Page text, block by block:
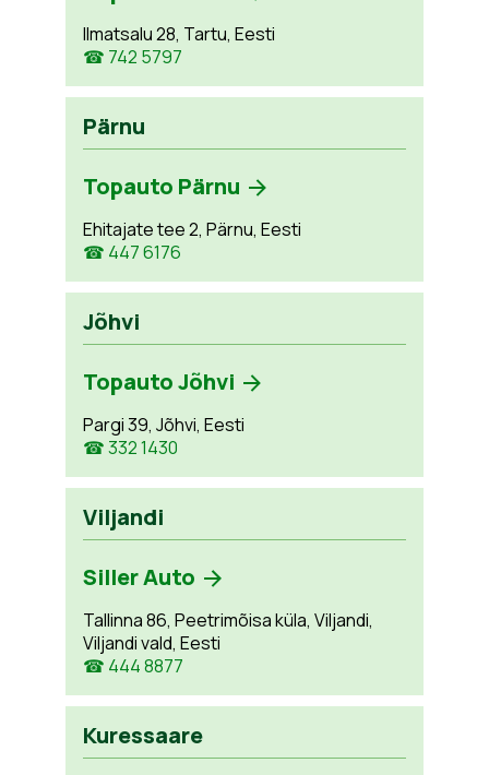
Ilmatsalu 28, Tartu, Eesti
☎ 742 5797
Pärnu
Topauto Pärnu
Ehitajate tee 2, Pärnu, Eesti
☎ 447 6176
Jõhvi
Topauto Jõhvi
Pargi 39, Jõhvi, Eesti
☎ 332 1430
Viljandi
Siller Auto
Tallinna 86, Peetrimõisa küla, Viljandi,
Viljandi vald, Eesti
☎ 444 8877
Kuressaare